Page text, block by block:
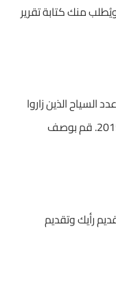
منك كتابة تقرير
السياح الذين زاروا
ثلاثة بلدان (A وB وC) بين عامي 2010 و2015. قم بوصف
رأيك وتقديم